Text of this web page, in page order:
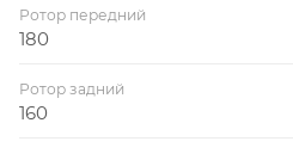
Ротор передний
180
Ротор задний
160